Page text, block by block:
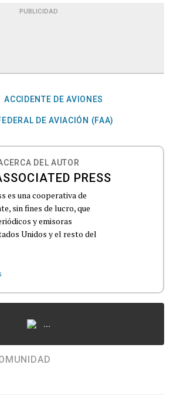
PUBLICIDAD
ACCIDENTE DE AVIONES
DE AVIACIÓN (FAA)
DEL AUTOR
PRESS
es una cooperativa de
sin fines de lucro, que
y emisoras
Unidos y el resto del
...